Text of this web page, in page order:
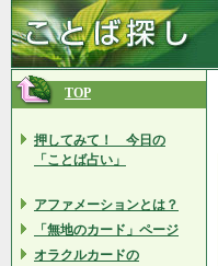
TOP
押してみて！ 今日の
「ことば占い」
アファメーションとは？
「無地のカード」ページ
オラクルカードの